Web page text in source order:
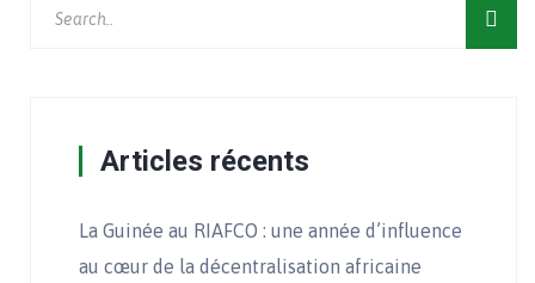
Articles récents
La Guinée au RIAFCO : une année d’influence
au cœur de la décentralisation africaine